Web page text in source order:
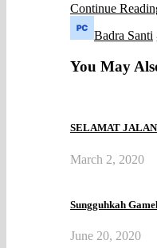
Continue
Badra Santi
You May
SELAMAT
March 2, 2020
Sungguhkah
June 20, 2020